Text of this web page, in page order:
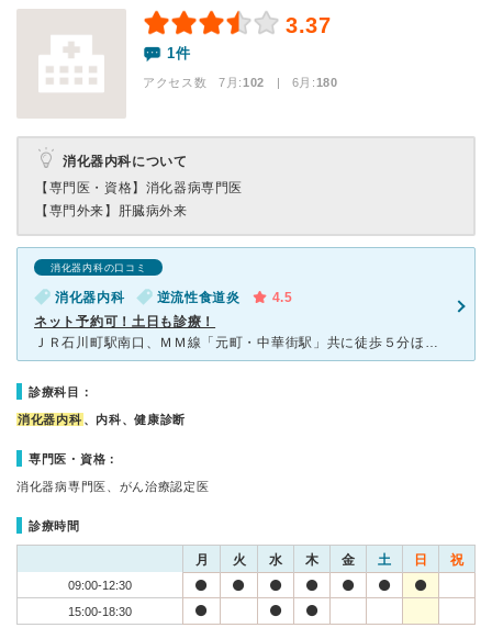
3.37
1件
アクセス数 7月:102 | 6月:180
消化器内科について
【専門医・資格】 消化器病専門医
【専門外来】 肝臓病外来
消化器内科の口コミ
消化器内科 逆流性食道炎
4.5
ネット予約可！土日も診療！
ＪＲ石川町駅南口、ＭＭ線「元町・中華街駅」共に徒歩５分ほど、 元町ショッピングストリートメイン通りにあります。 消化器系に強く、「腸内フローラ外来」があるなど 専門性の高い医療が受けられることに
診療科目：
消化器内科 、内科、健康診断
専門医・資格：
消化器病専門医、がん治療認定医
診療時間
月 火 水 木 金 土 日 祝
09:00-12:30
15:00-18:30